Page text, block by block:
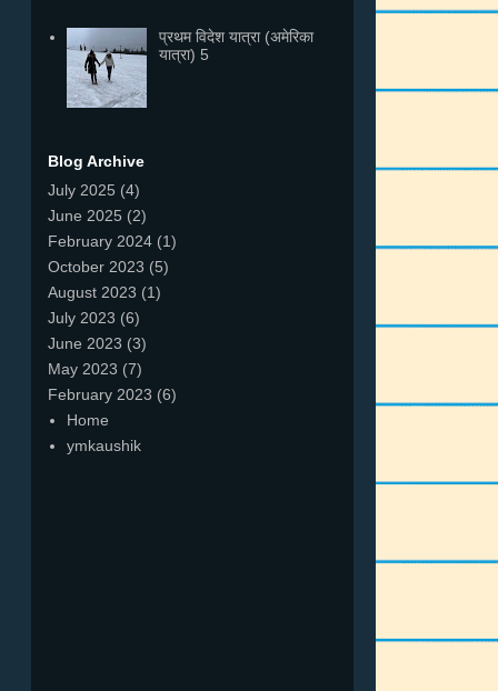
प्रथम विदेश यात्रा (अमेरिका
यात्रा) 5
Blog Archive
July 2025 (4)
June 2025 (2)
February 2024(1)
October 2023 (5)
August 2023 (1)
July 2023 (6)
June 2023 (3)
May 2023 (7)
February 2023 (6)
Home
ymkaushik